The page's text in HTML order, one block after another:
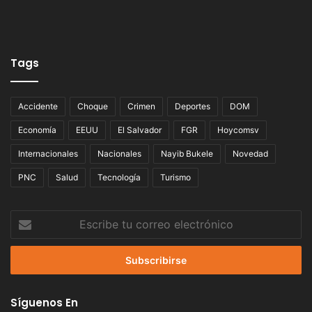
Tags
Accidente Choque Crimen Deportes DOM
Economía EEUU El Salvador FGR Hoycomsv
Internacionales Nacionales Nayib Bukele Novedad
PNC Salud Tecnología Turismo
correo
Síguenos En